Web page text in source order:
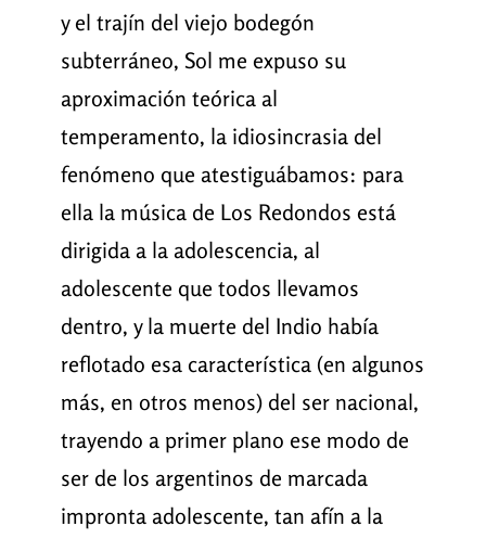
y el trajín del viejo bodegón
subterráneo, Sol me expuso su
aproximación teórica al
temperamento, la idiosincrasia del
fenómeno que atestiguábamos: para
ella la música de Los Redondos está
dirigida a la adolescencia, al
adolescente que todos llevamos
dentro, y la muerte del Indio había
reflotado esa característica (en algunos
más, en otros menos) del ser nacional,
trayendo a primer plano ese modo de
ser de los argentinos de marcada
impronta adolescente, tan afín a la